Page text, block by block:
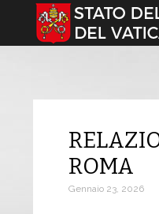
Seleziona la tua lingua
ROMA
Gennaio 23, 2026